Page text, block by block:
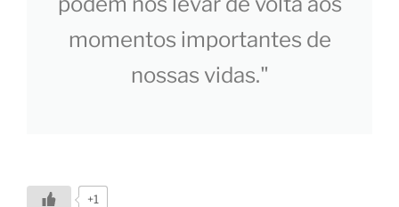
momentos importantes de
nossas vidas."
+1